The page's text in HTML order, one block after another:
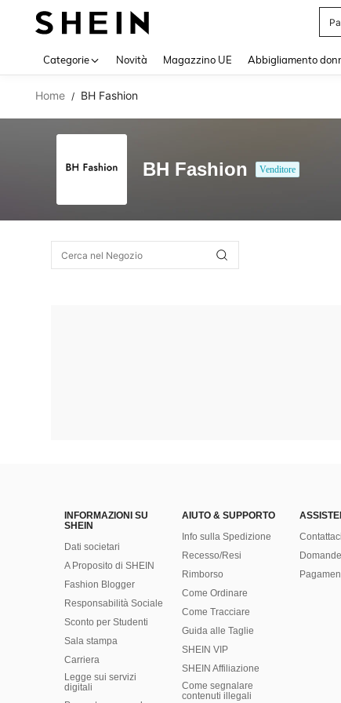
Categorie Novità Magazzino UE Abbigliamento
Home / BH Fashion
BH Fashion Venditore
INFORMAZIONI SU
SHEIN
Dati societari
A Proposito di SHEIN
Fashion Blogger
Responsabilità Sociale
Sconto per Studenti
Sala stampa
Carriera
Legge sui servizi
digitali
AIUTO & SUPPORTO
Info sulla Spedizione
Recesso/Resi
Rimborso
Come Ordinare
Come Tracciare
Guida alle Taglie
SHEIN VIP
SHEIN Affiliazione
Come segnalare
contenuti illegali
Contattaci